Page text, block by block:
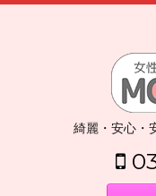
綺麗・安心・